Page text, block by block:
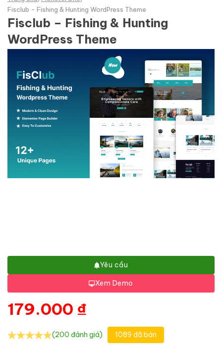
Fisclub - Fishing & Hunting WordPress Theme
Fisclub – Fishing & Hunting
WordPress Theme
Yêu cầu
Xem Demo
179.000 ₫
(200 đánh giá) 1089 đã bán